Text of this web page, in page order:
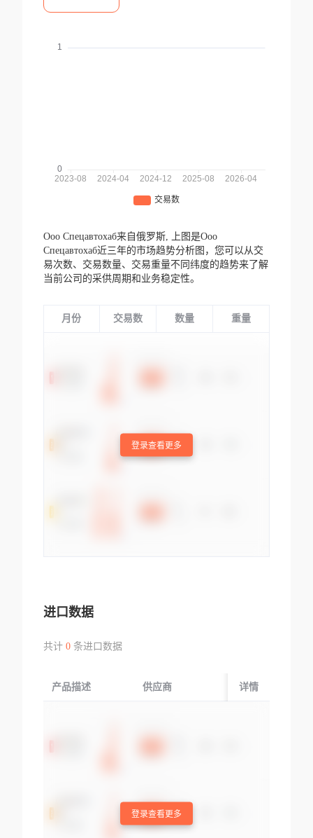
Ооо Спецавтохаб来自俄罗斯,
上图是Ооо
Спецавтохаб近三年的市场趋势分析图，您可以从交
易次数、交易数量、交易重量不同纬度的趋势来了解
当前公司的采供周期和业务稳定性。
月份 交易数 数量 重量
登录查看更多
进口数据
共计 0条进口数据
产品描述 供应商 起运国/地区
详情
登录查看更多